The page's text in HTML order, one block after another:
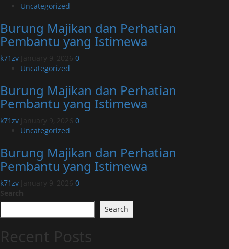
Uncategorized
Burung Majikan dan Perhatian
Pembantu yang Istimewa
k71zv January 9, 2026 0
Uncategorized
Burung Majikan dan Perhatian
Pembantu yang Istimewa
k71zv January 9, 2026 0
Uncategorized
Burung Majikan dan Perhatian
Pembantu yang Istimewa
k71zv January 9, 2026 0
Search
Search
Recent Posts